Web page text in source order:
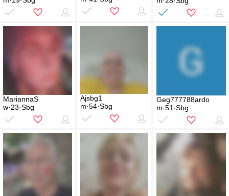
MariannaS
w·23·Sbg
Ajsbg1
m·54·Sbg
Geg777788ardo
m·51·Sbg